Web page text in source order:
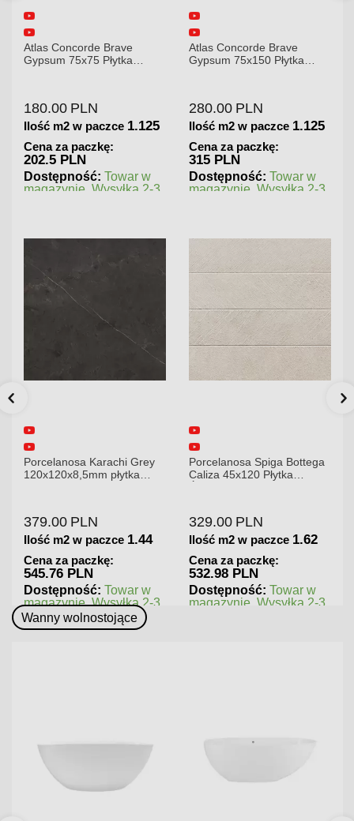
Brave
1.125
Towar w
2-3
Atlas Concorde Brave
Gypsum 75x150 Płytka
280.00
Ilość m2 w paczce 1.125
Cena za paczkę:
Dostępność:
Towar w
magazynie. Wysyłka 2-3
Atlas Concorde
75x75 Płytka
249.00
Ilość m2 w paczce
Cena za paczkę:
Dostępność:
zamówienie.
Grey
płytka
1.44
Towar w
2-3
Porcelanosa Spiga Bottega
Caliza 45x120 Płytka
Ilość m2 w paczce 1.62
Cena za paczkę:
Dostępność:
Towar w
magazynie. Wysyłka 2-3
dni.
Porcelanosa
80x80 Płytka
Ilość m2 w
Cena za
Dostępność:
zamówienie.
Wanny wolnostojące